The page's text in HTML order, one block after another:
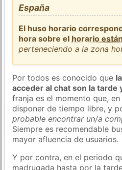
España
El huso horario
hora sobre el horario
perteneciendo a la zona
Por todos es conocido que
acceder al chat son la tarde
franja es el momento que,
disponer de tiempo libre, y
probable encontrar un/a
Siempre es recomendable
mayor afluencia de usuarios.
Y por contra, en el periodo
madrugada hasta por la